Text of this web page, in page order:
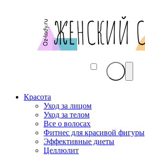
Красота
Уход за лицом
Уход за телом
Все о волосах
Фитнес для красивой фигуры
Эффективные диеты
Целлюлит